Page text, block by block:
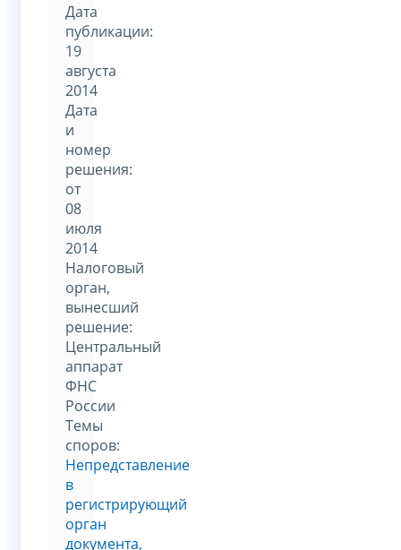
Дата
публикации:
19
августа
2014
Дата
и
номер
решения:
от
08
июля
2014
Налоговый
орган,
вынесший
решение:
Центральный
аппарат
ФНС
России
Темы
споров:
Непредставление
в
регистрирующий
орган
документа,